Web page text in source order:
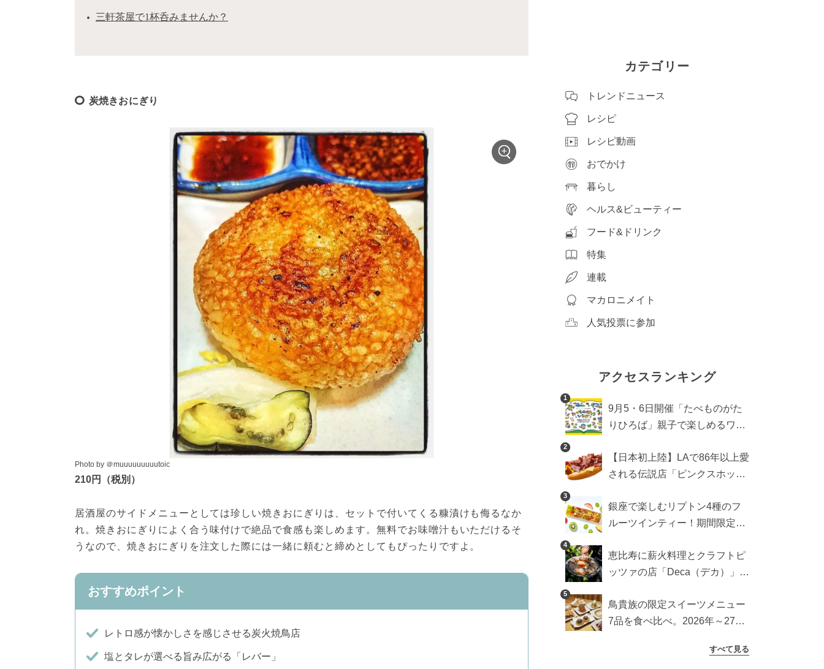
三軒茶屋で1杯呑みませんか？
炭焼きおにぎり
Photo by ＠muuuuuuuuutoic
210円（税別）
居酒屋のサイドメニューとしては珍しい焼きおにぎりは、セットで付いてくる糠漬けも侮るなか
れ。焼きおにぎりによく合う味付けで絶品で食感も楽しめます。無料でお味噌汁もいただけるそ
うなので、焼きおにぎりを注文した際には一緒に頼むと締めとしてもぴったりですよ。
おすすめポイント
レトロ感が懐かしさを感じさせる炭火焼鳥店
塩とタレが選べる旨み広がる「レバー」
カテゴリー
トレンドニュース
レシピ
レシピ動画
おでかけ
暮らし
ヘルス&ビューティー
フード&ドリンク
特集
連載
マカロニメイト
人気投票に参加
アクセスランキング
1
9月5・6日開催「たべものがた
りひろば」親子で楽しめるワー
ーなどをご紹介
2
【日本初上陸】LAで86年以上愛
される伝説店「ピンクスホット
ットドッグブーム到来!?
3
銀座で楽しむリプトン4種のフ
ルーツインティー！期間限定キ
4
恵比寿に薪火料理とクラフトピ
ッツァの店「Deca（デカ）」が
ストラン
5
鳥貴族の限定スイーツメニュー
7品を食べ比べ。2026年～27年
すべて見る